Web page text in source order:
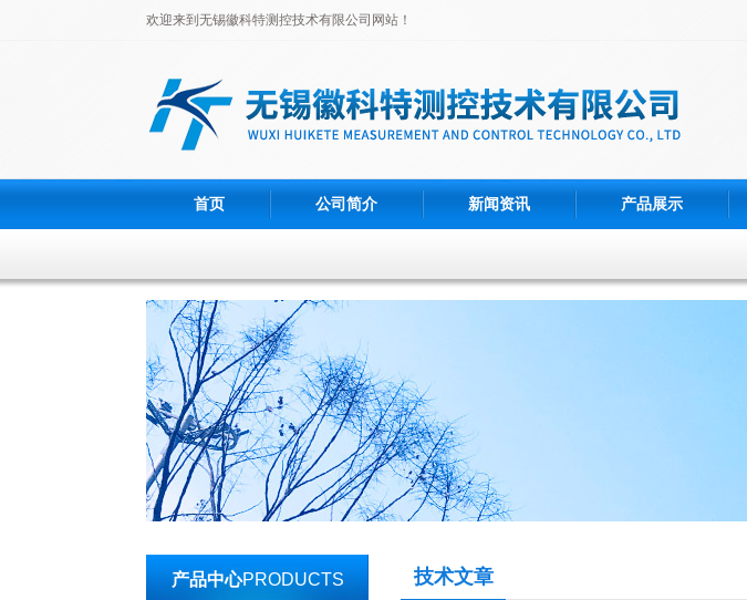
欢迎来到无锡徽科特测控技术有限公司网站！
首页 公司简介 新闻资讯 产品展示
产品中心PRODUCTS 技术文章